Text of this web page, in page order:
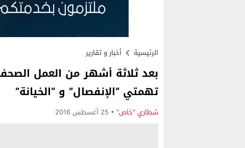
الرئيسية أخبار و تقارير
بعد ثلاثة أشهر من العمل
تهمتي “الإنفصال” و “الخيانة”
شطاري "خاص" 25 أغسطس 2016